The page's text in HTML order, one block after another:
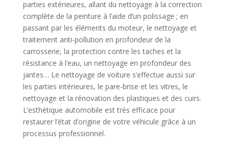
parties extérieures, allant du nettoyage à la correction
complète de la peinture à l’aide d’un polissage ; en
passant par les éléments du moteur, le nettoyage et
traitement anti-pollution en profondeur de la
carrosserie, la protection contre les taches et la
résistance à l’eau, un nettoyage en profondeur des
jantes… Le nettoyage de voiture s’effectue aussi sur
les parties intérieures, le pare-brise et les vitres, le
nettoyage et la rénovation des plastiques et des cuirs.
L’esthétique automobile est très efficace pour
restaurer l’état d’origine de votre véhicule grâce à un
processus professionnel.